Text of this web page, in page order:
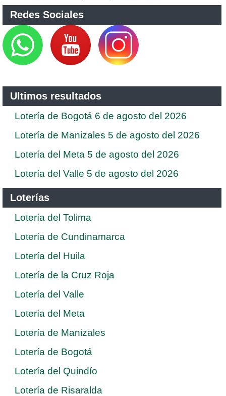
Redes Sociales
Ultimos resultados
Lotería de Bogotá 6 de agosto del 2026
Lotería de Manizales 5 de agosto del 2026
Lotería del Meta 5 de agosto del 2026
Lotería del Valle 5 de agosto del 2026
Loterías
Lotería del Tolima
Lotería de Cundinamarca
Lotería del Huila
Lotería de la Cruz Roja
Lotería del Valle
Lotería del Meta
Lotería de Manizales
Lotería de Bogotá
Lotería del Quindío
Lotería de Risaralda